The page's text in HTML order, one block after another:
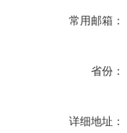
常用邮箱：
省份：
详细地址：